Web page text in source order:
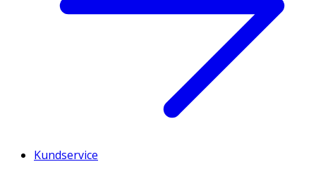
Kundservice